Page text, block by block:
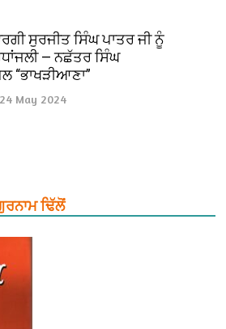
ਸੁਰਜੀਤ ਸਿੰਘ ਪਾਤਰ ਜੀ ਨੂੰ
— ਨਛੱਤਰ ਸਿੰਘ
“ਭਾਖੜੀਆਣਾ”
24 May 2024
ਢਿੱਲੋਂ